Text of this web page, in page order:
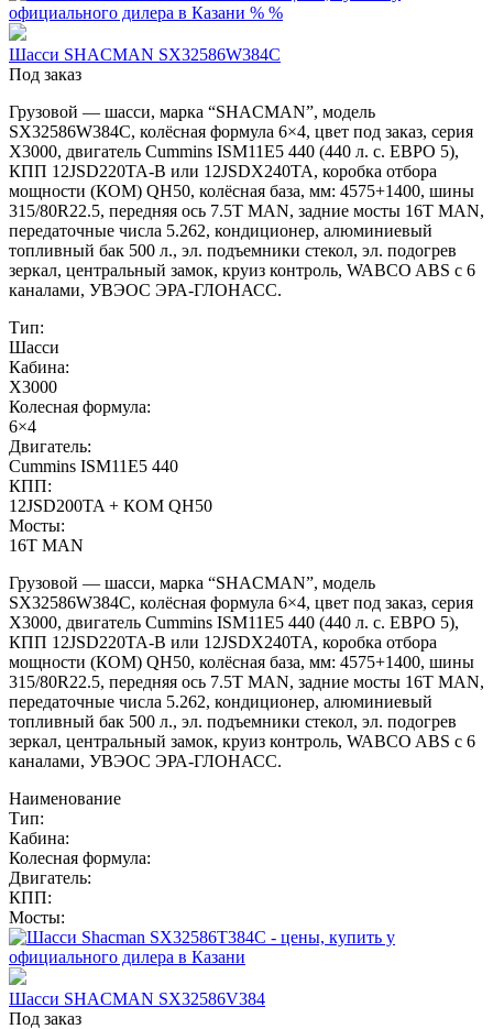
Шасси SHACMAN SX32586W384C
Под заказ
Грузовой — шасси, марка “SHACMAN”, модель
SX32586W384C, колёсная формула 6×4, цвет под заказ, серия
X3000, двигатель Cummins ISM11E5 440 (440 л. с. ЕВРО 5),
КПП 12JSD220TA-B или 12JSDX240TA, коробка отбора
мощности (КОМ) QH50, колёсная база, мм: 4575+1400, шины
315/80R22.5, передняя ось 7.5T MAN, задние мосты 16T MAN,
передаточные числа 5.262, кондиционер, алюминиевый
топливный бак 500 л., эл. подъемники стекол, эл. подогрев
зеркал, центральный замок, круиз контроль, WABCO ABS с 6
каналами, УВЭОС ЭРА-ГЛОНАСС.
Тип:
Шасси
Кабина:
X3000
Колесная формула:
6×4
Двигатель:
Cummins ISM11E5 440
КПП:
12JSD200TA + КОМ QH50
Мосты:
16T MAN
Грузовой — шасси, марка “SHACMAN”, модель
SX32586W384C, колёсная формула 6×4, цвет под заказ, серия
X3000, двигатель Cummins ISM11E5 440 (440 л. с. ЕВРО 5),
КПП 12JSD220TA-B или 12JSDX240TA, коробка отбора
мощности (КОМ) QH50, колёсная база, мм: 4575+1400, шины
315/80R22.5, передняя ось 7.5T MAN, задние мосты 16T MAN,
передаточные числа 5.262, кондиционер, алюминиевый
топливный бак 500 л., эл. подъемники стекол, эл. подогрев
зеркал, центральный замок, круиз контроль, WABCO ABS с 6
каналами, УВЭОС ЭРА-ГЛОНАСС.
Наименование
Тип:
Кабина:
Колесная формула:
Двигатель:
КПП:
Мосты:
Шасси SHACMAN SX32586V384
Под заказ